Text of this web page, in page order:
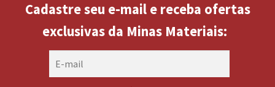
Cadastre seu e-mail e receba ofertas
exclusivas da Minas Materiais: